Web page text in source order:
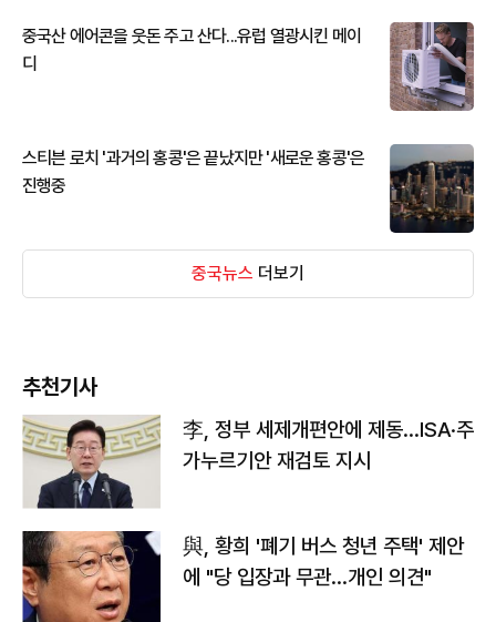
중국산 에어콘을 웃돈 주고 산다...유럽 열광시킨 메이
디
스티븐 로치 '과거의 홍콩'은 끝났지만 '새로운 홍콩'은
진행중
중국뉴스 더보기
추천기사
李, 정부 세제개편안에 제동…ISA·주
가누르기안 재검토 지시
與, 황희 '폐기 버스 청년 주택' 제안
에 "당 입장과 무관…개인 의견"